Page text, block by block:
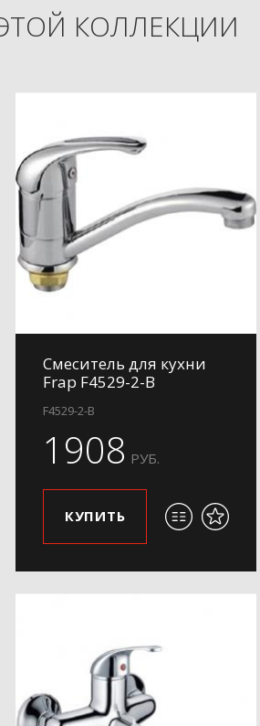
КОЛЛЕКЦИИ
Смеситель для кухни
Frap F4529-2-B
F4529-2-B
1908 РУБ.
КУПИТЬ